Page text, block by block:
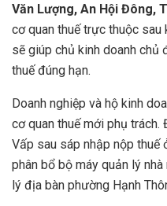
Văn Lượng, An Hội Đông,
cơ quan thuế trực thuộc
sẽ giúp chủ kinh doanh chủ
thuế đúng hạn.
Doanh nghiệp và hộ kinh
cơ quan thuế mới phụ
Vấp sau sáp nhập nộp thuế
phân bổ bộ máy quản lý
lý địa bàn phường Hạnh